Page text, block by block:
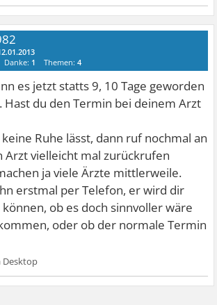
Danke: 1 Themen:4
es jetzt statts 9, 10 Tage geworden
Hast du den Termin bei deinem Arzt
Ruhe lässt, dann ruf nochmal an
Arzt vielleicht mal zurückrufen
ja viele Ärzte mittlerweile.
erstmal per Telefon, er wird dir
ob es doch sinnvoller wäre
oder ob der normale Termin